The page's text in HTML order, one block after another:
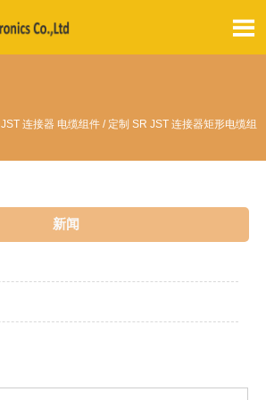

JST 连接器 电缆组件 / 定制 SR JST 连接器矩形电缆组
新闻